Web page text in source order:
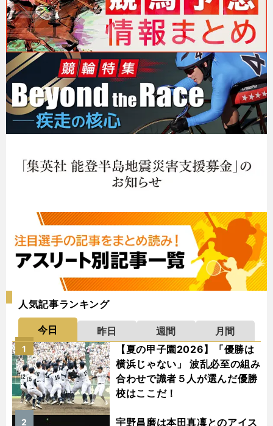
人気記事ランキング
今日 昨日 週間
月間
【夏の甲子園2026】「優勝は
横浜じゃない」 波乱必至の組み
合わせで識者５人が選んだ優勝
校はここだ！
1
宇野昌磨は本田真凜とのアイス
2